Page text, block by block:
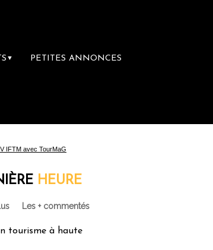
▼ PETITES ANNONCES
du voyage
HEURE
Les + commentés
tourisme à haute